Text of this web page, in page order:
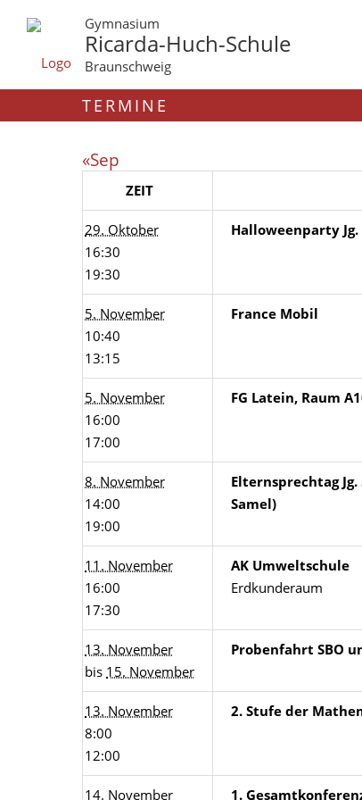
Gymnasium
Ricarda-Huch-Schule
Braunschweig
TERMINE
«Sep
ZEIT
29. Oktober
16:30
19:30
Halloweenparty
5. November
10:40
13:15
France Mobil
5. November
16:00
17:00
FG Latein, Raum
8. November
14:00
19:00
Elternsprechtag
Samel)
11. November
16:00
17:30
AK Umweltschule
Erdkunderaum
13. November
bis 15. November
Probenfahrt SBO
13. November
8:00
12:00
2. Stufe der
14. November 1.